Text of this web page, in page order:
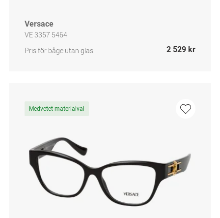
Versace
VE 3357 5464
Pris för båge utan glas
2 529 kr
Medvetet materialval